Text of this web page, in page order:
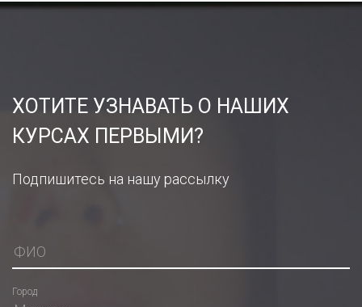
ХОТИТЕ УЗНАВАТЬ О НАШИХ
КУРСАХ ПЕРВЫМИ?
Подпишитесь на нашу рассылку
Город